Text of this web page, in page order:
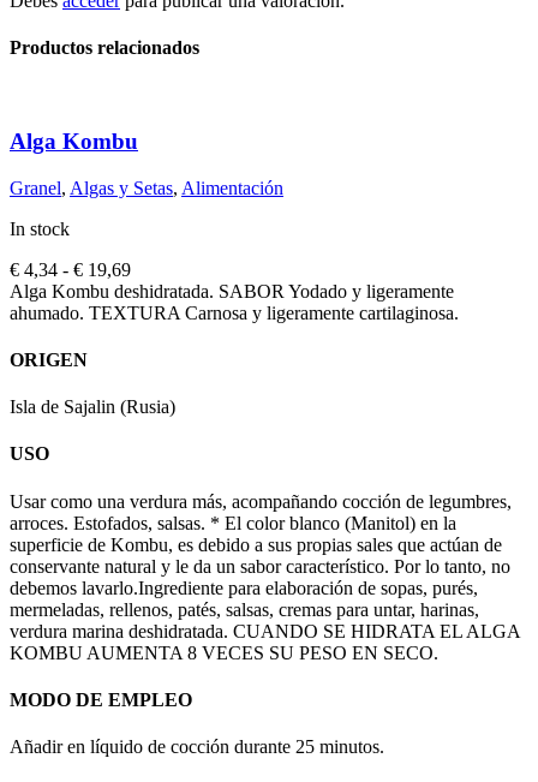
Productos relacionados
Alga Kombu
Granel, Algas y Setas, Alimentación
In stock
€ 4,34 - € 19,69Rango
de
precios:
€ 19,69
Alga Kombu deshidratada. SABOR Yodado y ligeramente
ahumado. TEXTURA Carnosa y ligeramente cartilaginosa.
ORIGEN
Isla de Sajalin (Rusia)
USO
Usar como una verdura más, acompañando cocción de legumbres,
arroces. Estofados, salsas. * El color blanco (Manitol) en la
superficie de Kombu, es debido a sus propias sales que actúan de
conservante natural y le da un sabor característico. Por lo tanto, no
debemos lavarlo.Ingrediente para elaboración de sopas, purés,
mermeladas, rellenos, patés, salsas, cremas para untar, harinas,
verdura marina deshidratada. CUANDO SE HIDRATA EL ALGA
KOMBU AUMENTA 8 VECES SU PESO EN SECO.
MODO DE EMPLEO
Añadir en líquido de cocción durante 25 minutos.